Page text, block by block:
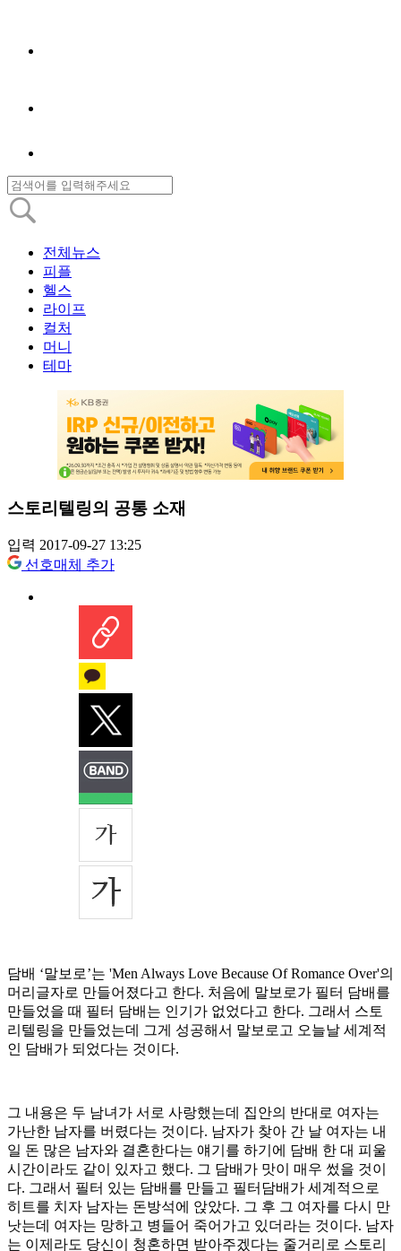
전체뉴스
피플
헬스
라이프
컬처
머니
테마
스토리텔링의 공통 소재
입력 2017-09-27 13:25
선호매체 추가
담배 ‘말보로’는 'Men Always Love Because Of Romance Over'의
머리글자로 만들어졌다고 한다. 처음에 말보로가 필터 담배를
만들었을 때 필터 담배는 인기가 없었다고 한다. 그래서 스토
리텔링을 만들었는데 그게 성공해서 말보로고 오늘날 세계적
인 담배가 되었다는 것이다.
그 내용은 두 남녀가 서로 사랑했는데 집안의 반대로 여자는
가난한 남자를 버렸다는 것이다. 남자가 찾아 간 날 여자는 내
일 돈 많은 남자와 결혼한다는 얘기를 하기에 담배 한 대 피울
시간이라도 같이 있자고 했다. 그 담배가 맛이 매우 썼을 것이
다. 그래서 필터 있는 담배를 만들고 필터담배가 세계적으로
히트를 치자 남자는 돈방석에 앉았다. 그 후 그 여자를 다시 만
낫는데 여자는 망하고 병들어 죽어가고 있더라는 것이다. 남자
는 이제라도 당신이 청혼하면 받아주겠다는 줄거리로 스토리